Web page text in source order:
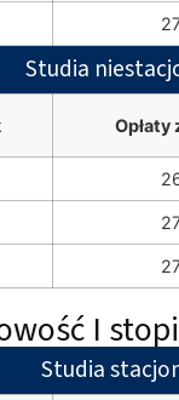
Studia
Opłaty
I
Studia